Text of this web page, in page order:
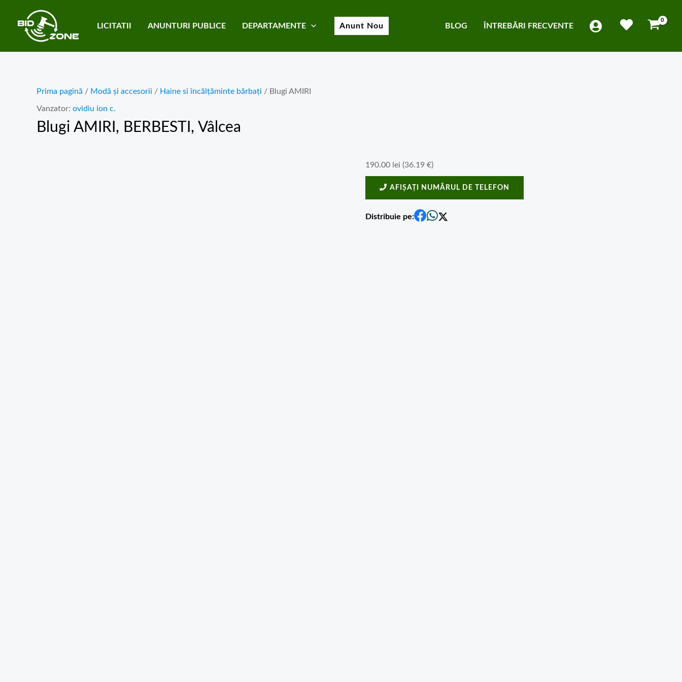
content
LICITATII ANUNTURI PUBLICE DEPARTAMENTE Anunt Nou BLOG ÎNTREBĂRI FRECVENTE
Prima pagină / Modă și accesorii / Haine si încălțăminte bărbați / Blugi AMIRI
Vanzator: ovidiu ion c.
Blugi AMIRI , BERBESTI, Vâlcea
190.00 lei (36.19 €)
AFIȘAȚI NUMĂRUL DE TELEFON
Distribuie pe: